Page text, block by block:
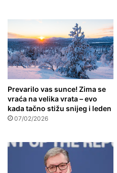
Prevarilo vas sunce! Zima se
vraća na velika vrata – evo
kada tačno stižu snijeg i leden
07/02/2026